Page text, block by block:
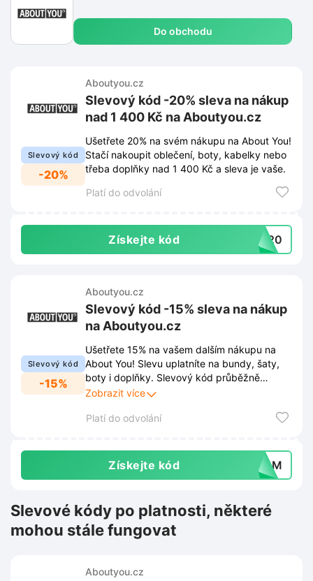
Do obchodu
Slevový kód
-20%
Aboutyou.cz
Slevový kód -20% sleva na nákup
nad 1 400 Kč na Aboutyou.cz
Ušetřete 20% na svém nákupu na About You!
Stačí nakoupit oblečení, boty, kabelky nebo
třeba doplňky nad 1 400 Kč a sleva je vaše.
Platí do odvolání
Získejte kód ST20
Slevový kód
-15%
Aboutyou.cz
Slevový kód -15% sleva na nákup
na Aboutyou.cz
Ušetřete 15% na vašem dalším nákupu na
About You! Slevu uplatníte na bundy, šaty,
boty i doplňky. Slevový kód průběžně
aktualizujeme! Jakmile je nový kód k
Zobrazit více
Platí do odvolání
Získejte kód MIAM
Slevové kódy po platnosti, některé
mohou stále fungovat
Aboutyou.cz